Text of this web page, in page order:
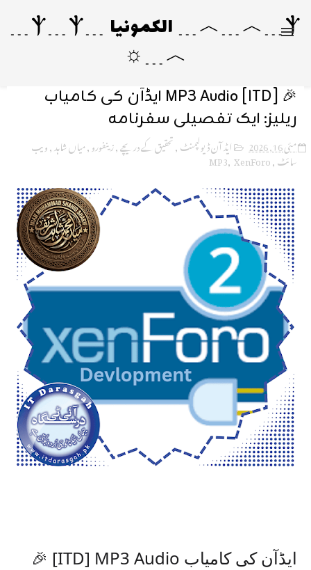
Ⲯ﹍︿﹍︿﹍ الکمونیا ﹍Ⲯ﹍Ⲯ﹍
︿﹍☼
🎉 [ITD] MP3 Audio ایڈآن کی کامیاب
ریلیز: ایک تفصیلی سفرنامہ
مئی 16, 2026 ایڈ آن ڈیولپمنٹ,تحقیق کے دریچے,زینفورو,میاں شاہد,ویب
سائٹ,
MP3,XenForo
🎉 [ITD] MP3 Audio ایڈآن کی کامیاب